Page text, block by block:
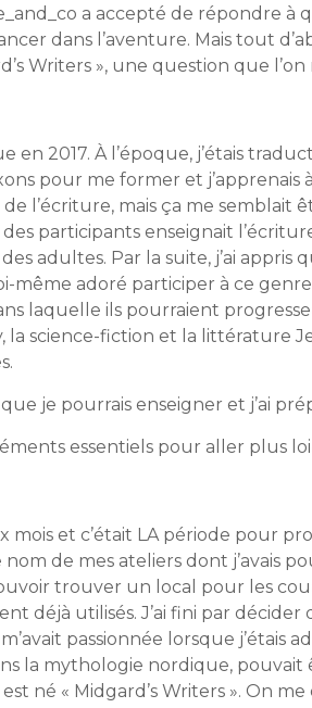
a accepté de répondre à
dans l’aventure. Mais tout
Writers », une question que
en 2017. À l’époque, j’étais
pour me former et
l’écriture, mais ça me semblait
participants enseignait
adultes. Par la suite, j’ai appris
même adoré participer à ce
laquelle ils pourraient
la science-fiction et la littérature
je pourrais enseigner et j’ai
essentiels pour aller plus
mois et c’était LA période pour
de mes ateliers dont j’avais
trouver un local pour les
déjà utilisés. J’ai fini par
passionnée lorsque j’étais
la mythologie nordique,
est né « Midgard’s Writers ». On